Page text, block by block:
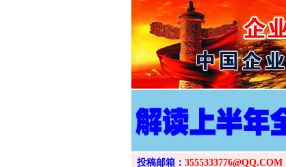
投稿邮箱： 3555333776@QQ.COM